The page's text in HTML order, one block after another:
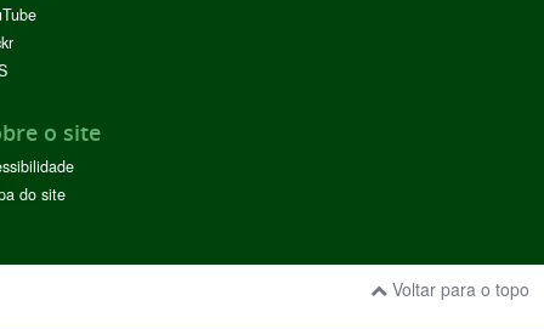
o site
do site
Voltar para o topo